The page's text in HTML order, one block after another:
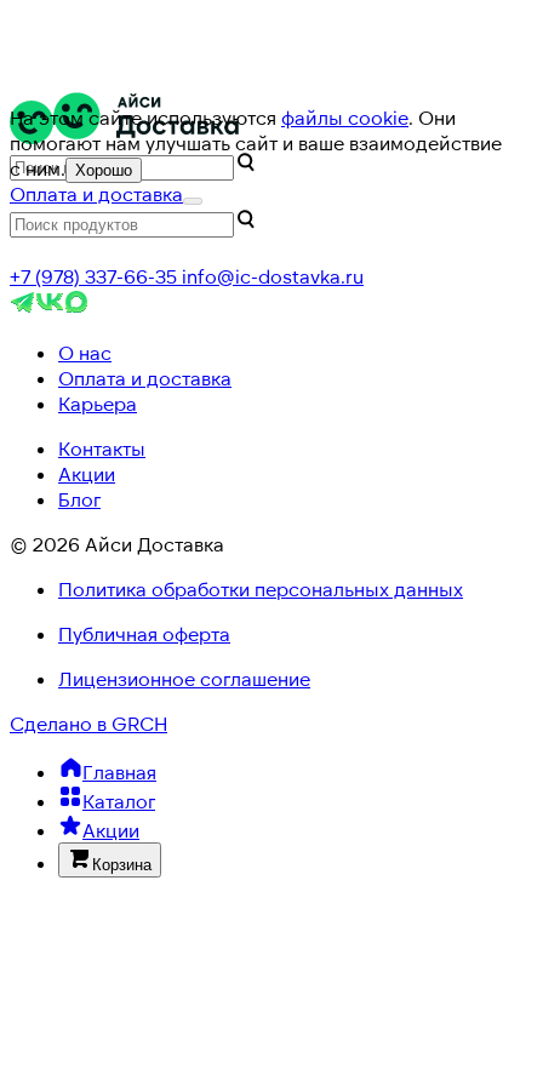
На этом сайте используются файлы cookie. Они
помогают нам улучшать сайт и ваше взаимодействие
с ним. Хорошо
Оплата и доставка
+7 (978) 337-66-35 info@ic-dostavka.ru
О нас
Оплата и доставка
Карьера
Контакты
Акции
Блог
© 2026 Айси Доставка
Политика обработки персональных данных
Публичная оферта
Лицензионное соглашение
Сделано в GRCH
Главная
Каталог
Акции
Корзина